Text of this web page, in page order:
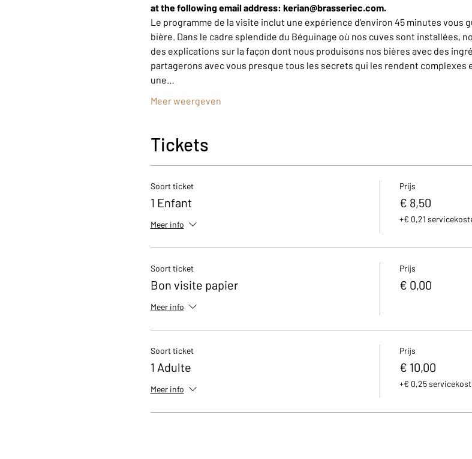
at the following email address: kerian@brasseriec.com.
Le programme de la visite inclut une expérience d’environ 45 minutes vous
bière. Dans le cadre splendide du Béguinage où nos cuves sont installées,
des explications sur la façon dont nous produisons nos bières avec des
partagerons avec vous presque tous les secrets qui les rendent
une…
Meer weergeven
Tickets
Soort ticket
1 Enfant
Meer info
Prijs
€ 8,50
+€ 0,21
Soort ticket
Bon visite papier
Meer info
Prijs
€ 0,00
Soort ticket
1 Adulte
Meer info
Prijs
€ 10,00
+€ 0,25